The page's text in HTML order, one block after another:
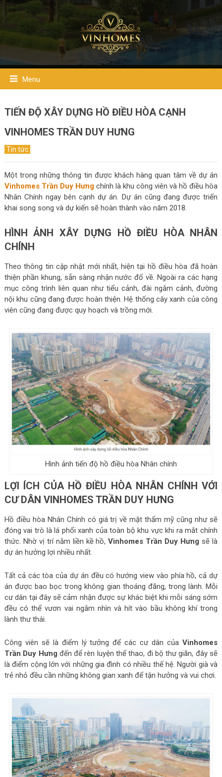
Menu
TIẾN ĐỘ XÂY DỰNG HỒ ĐIỀU HÒA CẠNH
VINHOMES TRẦN DUY HƯNG
Tin tức
Một trong những thông tin được khách hàng quan tâm về dự án
Vinhomes Trần Duy Hưngchính là khu công viên và hồ điều hòa
Nhân Chính ngay bên cạnh dự án. Dự án cũng đang được triển
khai song song và dự kiến sẽ hoàn thành vào năm 2018.
HÌNH ẢNH XÂY DỰNG HỒ ĐIỀU HÒA NHÂN
CHÍNH
Theo thông tin cập nhật mới nhất, hiện tại hồ điều hòa đã hoàn
thiện phần khung, sẵn sàng nhận nước đổ về. Ngoài ra các hạng
mục công trình liên quan như tiểu cảnh, đài ngắm cảnh, đường
nội khu cũng đang được hoàn thiện. Hệ thống cây xanh của công
viên cũng đang được quy hoạch và trồng mới.
Hình ảnh tiến độ hồ điều hòa Nhân chính
LỢI ÍCH CỦA HỒ ĐIỀU HÒA NHÂN CHÍNH VỚI
CƯ DÂN VINHOMES TRẦN DUY HƯNG
Hồ điều hòa Nhân Chính có giá trị về mặt thẩm mỹ cũng như sẽ
đóng vai trò là lá phổi xanh của toàn bộ khu vực khi ra mắt chính
thức. Nhờ vị trí nằm liền kề hồ,Vinhomes Trần Duy Hưng sẽ là
dự án hưởng lợi nhiều nhất.
Tất cả các tòa của dự án đều có hướng view vào phía hồ, cả dự
án được bao bọc trong không gian thoáng đãng, trong lành. Mỗi
cư dân tại đây sẽ cảm nhận được sự khác biệt khi mỗi sáng sớm
đều có thể vươn vai ngắm nhìn và hít vào bầu không khí trong
lành thư thái.
Công viên sẽ là điểm lý tưởng để các cư dân của Vinhomes
Trần Duy Hưng đến để rèn luyện thể thao, đi bộ thư giãn, đây sẽ
là điểm cộng lớn với những gia đình có nhiều thế hệ. Người già và
trẻ nhỏ đều cần những không gian xanh để tận hưởng và vui chơi.